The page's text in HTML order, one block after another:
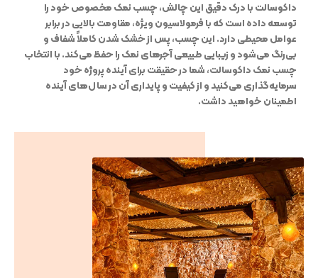
داکوسالت با درک دقیق این چالش، چسب نمک مخصوص خود را
توسعه داده است که با فرمولاسیون ویژه، مقاومت بالایی در برابر
عوامل محیطی دارد. این چسب، پس از خشک شدن کاملاً شفاف و
بی‌رنگ می‌شود و زیبایی طبیعی آجرهای نمک را حفظ می‌کند. با انتخاب
چسب نمک داکوسالت، شما در حقیقت برای آینده پروژه خود
سرمایه‌گذاری می‌کنید و از کیفیت و پایداری آن در سال‌های آینده
اطمینان خواهید داشت.